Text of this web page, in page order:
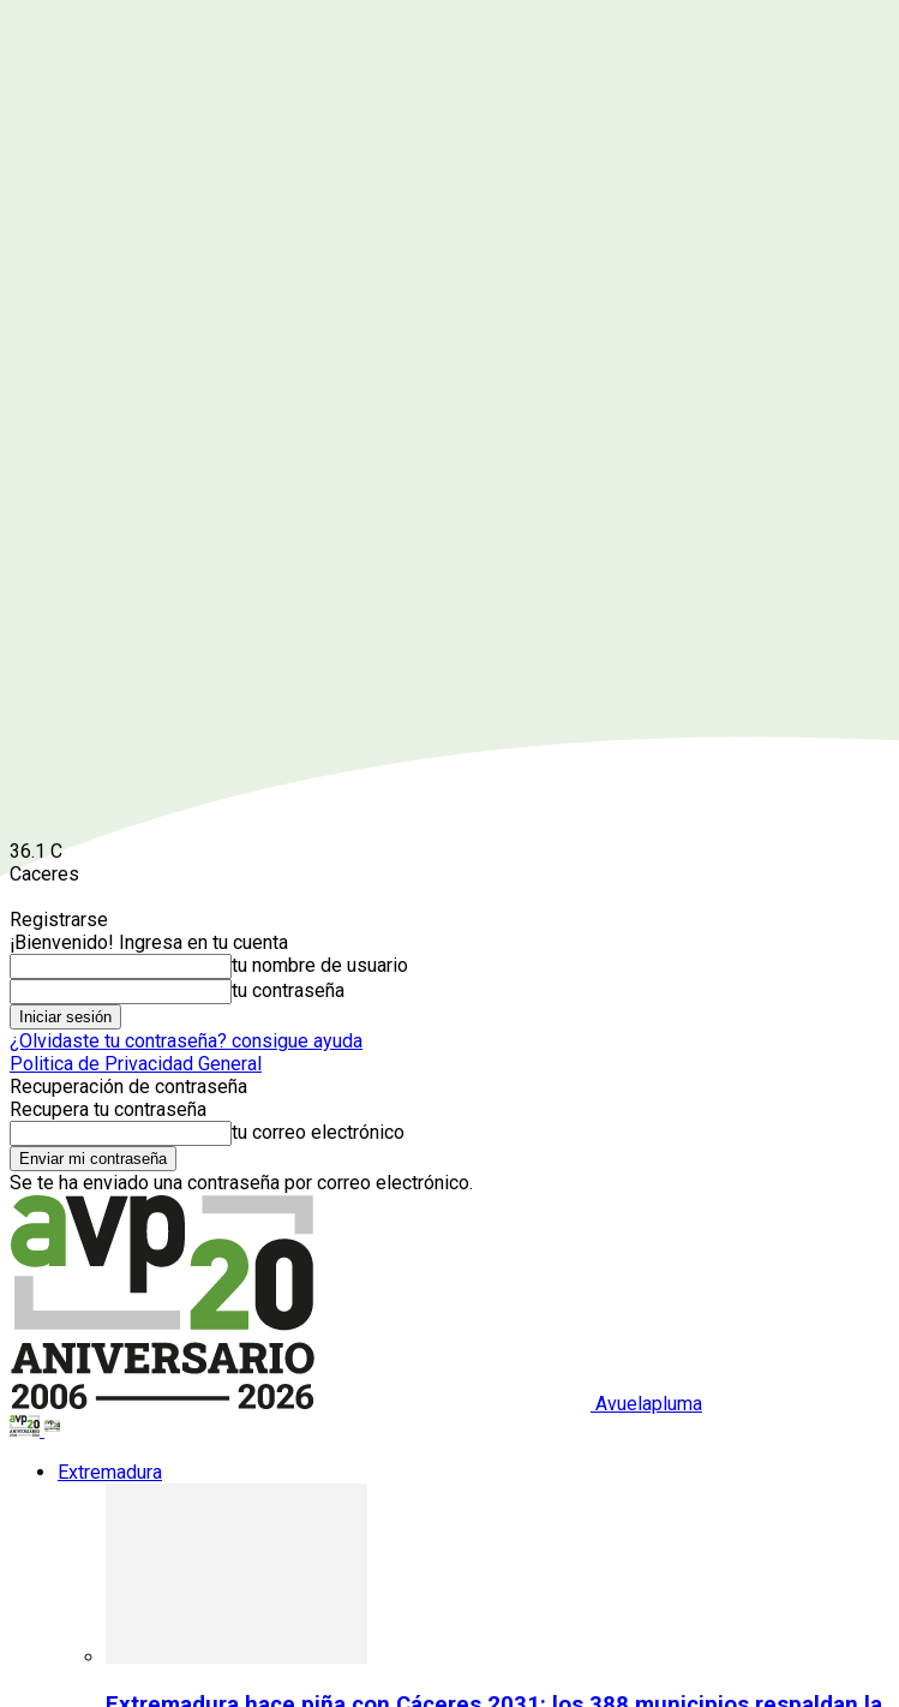
36.1 C
Caceres
Registrarse
¡Bienvenido! Ingresa en tu cuenta
tu nombre de usuario
tu contraseña
¿Olvidaste tu contraseña? consigue ayuda
Politica de Privacidad General
Recuperación de contraseña
Recupera tu contraseña
tu correo electrónico
Se te ha enviado una contraseña por correo electrónico.
Avuelapluma
Extremadura